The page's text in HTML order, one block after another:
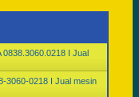
0838.3060.0218 I Jual
3060-0218 I Jual mesin